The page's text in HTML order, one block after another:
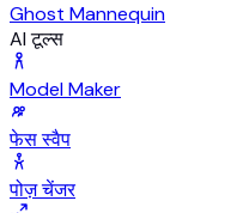
Ghost Mannequin
AI टूल्स
Model Maker
फेस स्वैप
पोज़ चेंजर